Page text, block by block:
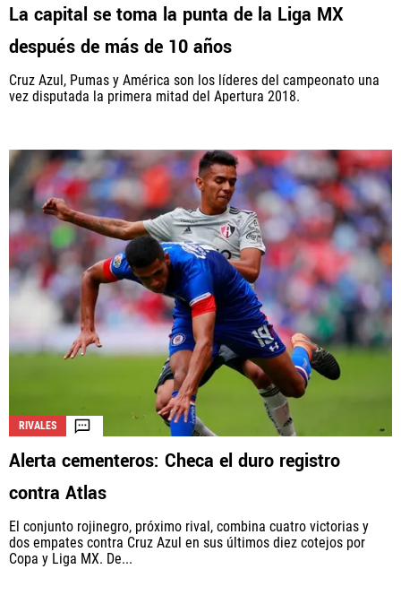
La capital se toma la punta de la Liga MX
después de más de 10 años
Cruz Azul, Pumas y América son los líderes del campeonato una
vez disputada la primera mitad del Apertura 2018.
RIVALES
Alerta cementeros: Checa el duro registro
contra Atlas
El conjunto rojinegro, próximo rival, combina cuatro victorias y
dos empates contra Cruz Azul en sus últimos diez cotejos por
Copa y Liga MX. De...